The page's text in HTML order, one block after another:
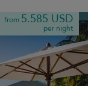
from 5.585 USD
per night